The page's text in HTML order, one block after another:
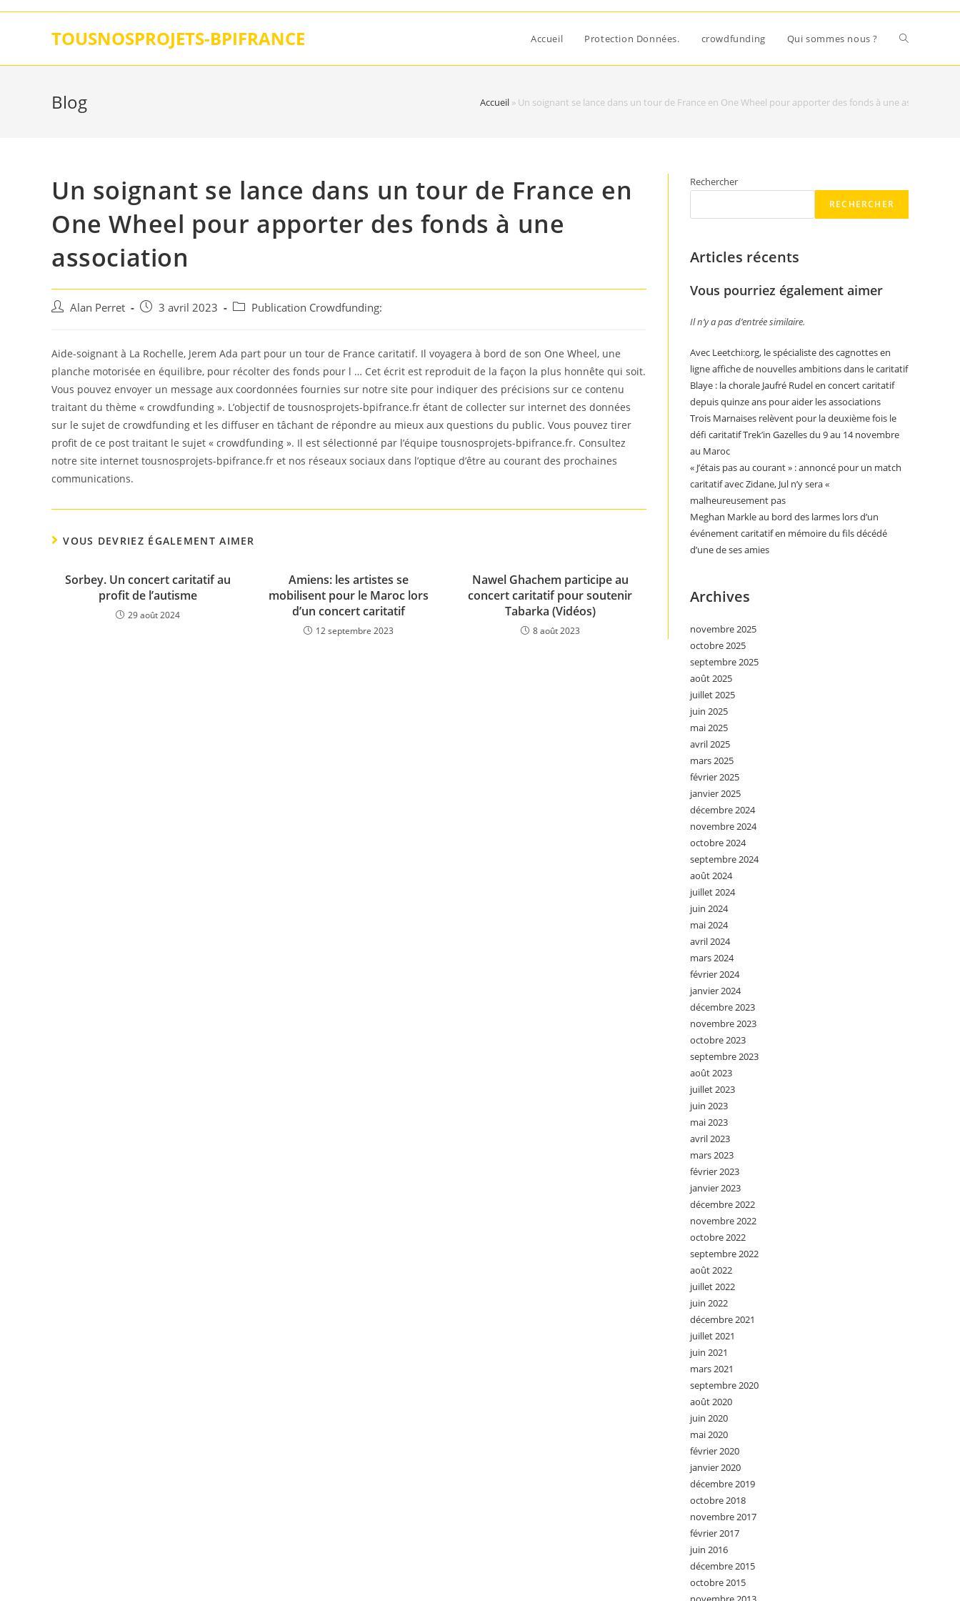
Skip
TOUSNOSPROJETS-BPIFRANCE Accueil Protection Données. crowdfunding Qui sommes nous ?
Blog Accueil » Un soignant se lance dans un tour de France en One Wheel pour apporter des fonds à une association
Un soignant se lance dans un tour de France en
One Wheel pour apporter des fonds à une
association
Auteur/autrice
publication :
Alan Perret
Post3 avril 2023
Post Publication Crowdfunding:
Aide-soignant à La Rochelle, Jerem Ada part pour un tour de France caritatif. Il voyagera à bord de son One Wheel, une
planche motorisée en équilibre, pour récolter des fonds pour l … Cet écrit est reproduit de la façon la plus honnête qui soit.
Vous pouvez envoyer un message aux coordonnées fournies sur notre site pour indiquer des précisions sur ce contenu
traitant du thème « crowdfunding ». L’objectif de tousnosprojets-bpifrance.fr étant de collecter sur internet des données
sur le sujet de crowdfunding et les diffuser en tâchant de répondre au mieux aux questions du public. Vous pouvez tirer
profit de ce post traitant le sujet « crowdfunding ». Il est sélectionné par l’équipe tousnosprojets-bpifrance.fr. Consultez
notre site internet tousnosprojets-bpifrance.fr et nos réseaux sociaux dans l’optique d’être au courant des prochaines
communications.
VOUS DEVRIEZ ÉGALEMENT AIMER
Sorbey. Un concert caritatif au
profit de l’autisme
29 août 2024
Amiens: les artistes se
mobilisent pour le Maroc lors
d’un concert caritatif
12 septembre 2023
Nawel Ghachem participe au
concert caritatif pour soutenir
Tabarka (Vidéos)
8 août 2023
Rechercher
RECHERCHER
Articles récents
Vous pourriez également aimer
Il n’y a pas d’entrée similaire.
Avec Leetchi:org, le spécialiste des cagnottes en
ligne affiche de nouvelles ambitions dans le caritatif
Blaye : la chorale Jaufré Rudel en concert caritatif
depuis quinze ans pour aider les associations
Trois Marnaises relèvent pour la deuxième fois le
défi caritatif Trek’in Gazelles du 9 au 14 novembre
au Maroc
« J’étais pas au courant » : annoncé pour un match
caritatif avec Zidane, Jul n’y sera «
malheureusement pas
Meghan Markle au bord des larmes lors d’un
événement caritatif en mémoire du fils décédé
d’une de ses amies
Archives
novembre 2025
octobre 2025
septembre 2025
août 2025
juillet 2025
juin 2025
mai 2025
avril 2025
mars 2025
février 2025
janvier 2025
décembre 2024
novembre 2024
octobre 2024
septembre 2024
août 2024
juillet 2024
juin 2024
mai 2024
avril 2024
mars 2024
février 2024
janvier 2024
décembre 2023
novembre 2023
octobre 2023
septembre 2023
août 2023
juillet 2023
juin 2023
mai 2023
avril 2023
mars 2023
février 2023
janvier 2023
décembre 2022
novembre 2022
octobre 2022
septembre 2022
août 2022
juillet 2022
juin 2022
décembre 2021
juillet 2021
juin 2021
mars 2021
septembre 2020
août 2020
juin 2020
mai 2020
février 2020
janvier 2020
décembre 2019
octobre 2018
novembre 2017
février 2017
juin 2016
décembre 2015
octobre 2015